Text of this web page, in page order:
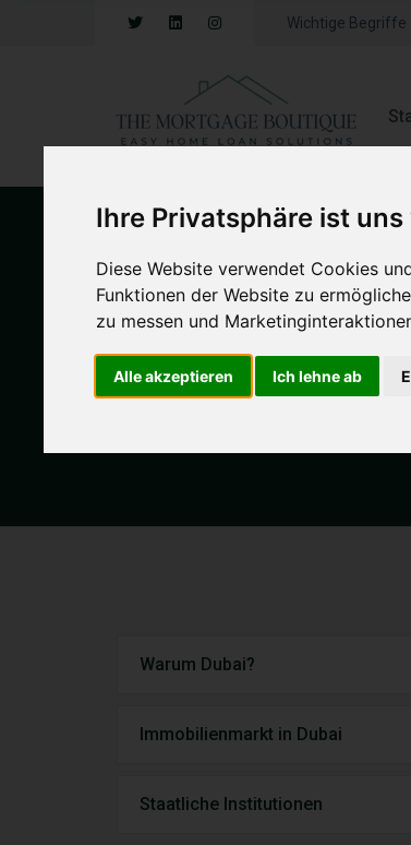
Ihre Privatsphäre ist
Diese Website verwendet Cookies
Funktionen der Website zu
zu messen und
Alle akzeptieren Ich lehne ab
Wichtige Begriffe
Offplan Oder Fertiggestellt
Offplan
Warum Dubai?
Immobilienmarkt in Dubai
Staatliche Institutionen